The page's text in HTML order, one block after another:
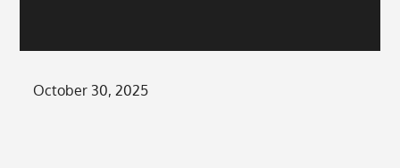
Posted
October 30, 2025